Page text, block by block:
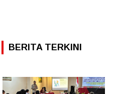
BERITA TERKINI